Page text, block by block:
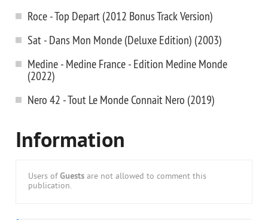
Roce - Top Depart (2012 Bonus Track Version)
Sat - Dans Mon Monde (Deluxe Edition) (2003)
Medine - Medine France - Edition Medine Monde
(2022)
Nero 42 - Tout Le Monde Connait Nero (2019)
Information
Users of Guests are not allowed to comment this
publication.